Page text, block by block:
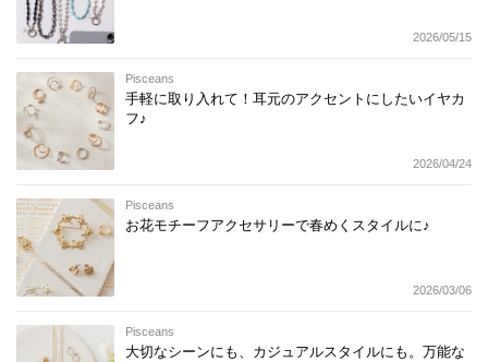
2026/05/15
Pisceans
手軽に取り入れて！耳元のアクセントにしたいイヤカ
フ♪
2026/04/24
Pisceans
お花モチーフアクセサリーで春めくスタイルに♪
2026/03/06
Pisceans
大切なシーンにも、カジュアルスタイルにも。万能な